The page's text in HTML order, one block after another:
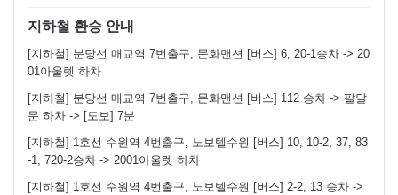
지하철 환승 안내
[지하철] 분당선 매교역 7번출구, 문화맨션 [버스] 6, 20-1승차 -> 20
01아울렛 하차
[지하철] 분당선 매교역 7번출구, 문화맨션 [버스] 112 승차 -> 팔달
문 하차 -> [도보] 7분
[지하철] 1호선 수원역 4번출구, 노보텔수원 [버스] 10, 10-2, 37, 83
-1, 720-2승차 -> 2001아울렛 하차
[지하철] 1호선 수원역 4번출구, 노보텔수원 [버스] 2-2, 13 승차 ->